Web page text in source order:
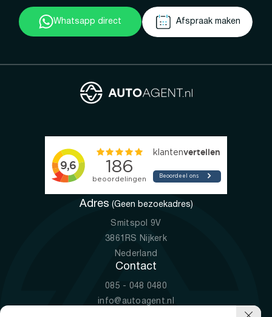
Whatsapp direct Afspraak maken
Adres (Geen bezoekadres)
Smitspol 9V
3861RS Nijkerk
Nederland
Contact
085 - 048 0480
info@autoagent.nl